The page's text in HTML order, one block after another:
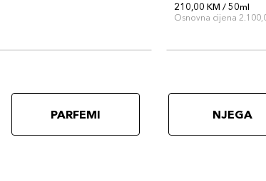
210,00 KM / 50ml
Osnovna cijena
PARFEMI NJEGA